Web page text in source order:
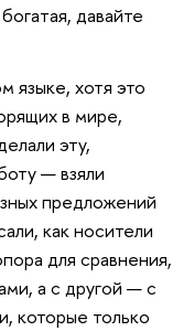
давайте
языке, хотя это
в мире,
эту,
— взяли
предложений
как носители
для сравнения,
а с другой — с
которые только